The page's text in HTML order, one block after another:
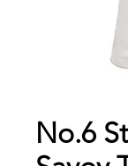
No.6